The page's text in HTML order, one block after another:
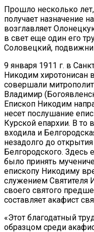
Прошло несколько
получает назначение
возглавляет
в свет еще один его
Соловецкий,
9 января 1911 г. в
Никодим хиротонисан
совершали
Владимир
Епископ Никодим
несет послушание
Курской епархии. В то
входила и
незадолго до
Белгородского. Здесь
было принять
епископу Никоди­му
служением Святителя
своего святого
составляет акафист
«Этот благодатный
образцом среди